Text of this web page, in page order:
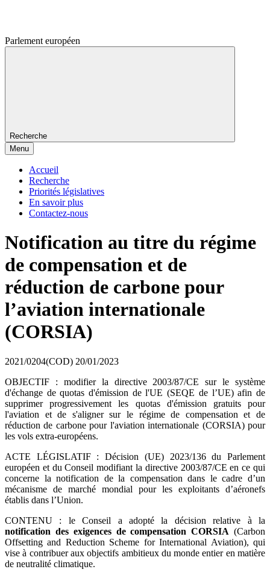
Parlement européen
Recherche
Menu
Accueil
Recherche
Priorités législatives
En savoir plus
Contactez-nous
Notification au titre du régime
de compensation et de
réduction de carbone pour
l’aviation internationale
(CORSIA)
2021/0204(COD) 20/01/2023
OBJECTIF : modifier la directive 2003/87/CE sur le système
d'échange de quotas d'émission de l'UE (SEQE de l’UE) afin de
supprimer progressivement les quotas d'émission gratuits pour
l'aviation et de s'aligner sur le régime de compensation et de
réduction de carbone pour l'aviation internationale (CORSIA) pour
les vols extra-européens.
ACTE LÉGISLATIF : Décision (UE) 2023/136 du Parlement
européen et du Conseil modifiant la directive 2003/87/CE en ce qui
concerne la notification de la compensation dans le cadre d’un
mécanisme de marché mondial pour les exploitants d’aéronefs
établis dans l’Union.
CONTENU : le Conseil a adopté la décision relative à la
notification des exigences de compensation CORSIA (Carbon
Offsetting and Reduction Scheme for International Aviation), qui
vise à contribuer aux objectifs ambitieux du monde entier en matière
de neutralité climatique.